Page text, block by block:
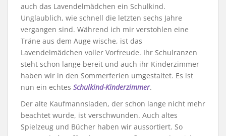
auch das Lavendelmädchen ein Schulkind.
Unglaublich, wie schnell die letzten sechs Jahre
vergangen sind. Während ich mir verstohlen eine
Träne aus dem Auge wische, ist das
Lavendelmädchen voller Vorfreude. Ihr Schulranzen
steht schon lange bereit und auch ihr Kinderzimmer
haben wir in den Sommerferien umgestaltet. Es ist
nun ein echtes Schulkind-Kinderzimmer.
Der alte Kaufmannsladen, der schon lange nicht mehr
beachtet wurde, ist verschwunden. Auch altes
Spielzeug und Bücher haben wir aussortiert. So